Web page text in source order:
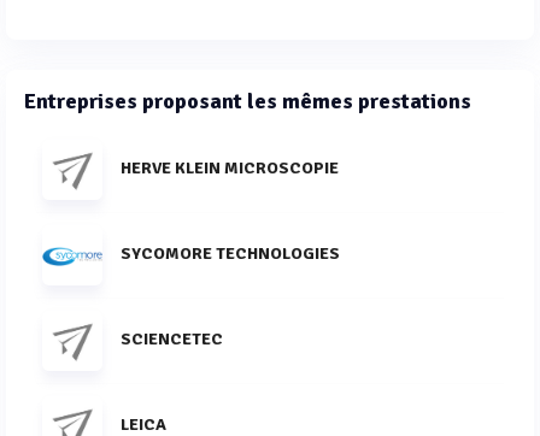
Entreprises proposant les mêmes prestations
HERVE KLEIN MICROSCOPIE
SYCOMORE TECHNOLOGIES
SCIENCETEC
LEICA